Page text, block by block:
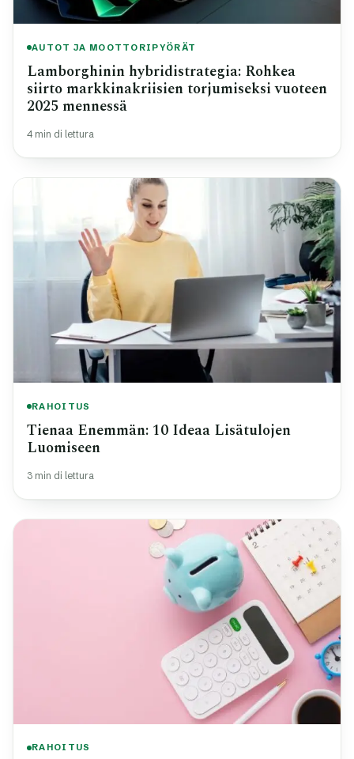
AUTOT JA MOOTTORIPYÖRÄT
Lamborghinin hybridistrategia: Rohkea
siirto markkinakriisien torjumiseksi vuoteen
2025 mennessä
4 min di lettura
RAHOITUS
Tienaa Enemmän: 10 Ideaa Lisätulojen
Luomiseen
3 min di lettura
RAHOITUS